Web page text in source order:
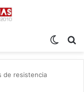
de resistencia